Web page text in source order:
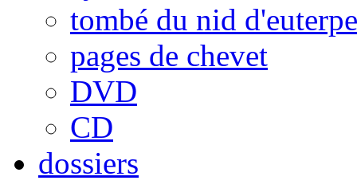
tombé du nid d'euterpe
pages de chevet
DVD
CD
dossiers